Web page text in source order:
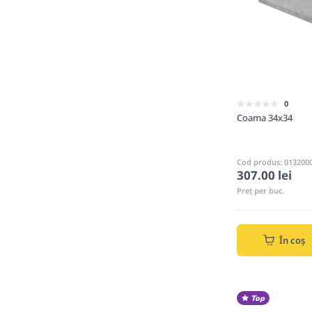
0
Coama 34x34
Cod produs:
307.00 lei
Preț per buc.
În coș
Top